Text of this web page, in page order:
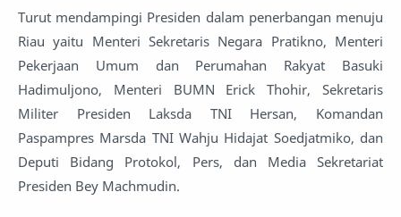
Turut mendampingi Presiden dalam penerbangan menuju
Riau yaitu Menteri Sekretaris Negara Pratikno, Menteri
Pekerjaan Umum dan Perumahan Rakyat Basuki
Hadimuljono, Menteri BUMN Erick Thohir, Sekretaris
Militer Presiden Laksda TNI Hersan, Komandan
Paspampres Marsda TNI Wahju Hidajat Soedjatmiko, dan
Deputi Bidang Protokol, Pers, dan Media Sekretariat
Presiden Bey Machmudin.